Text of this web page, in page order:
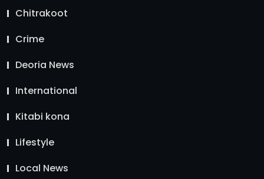
Chitrakoot
Crime
Deoria News
International
Kitabi kona
Lifestyle
Local News